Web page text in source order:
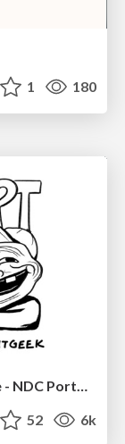
1 180
52 6k